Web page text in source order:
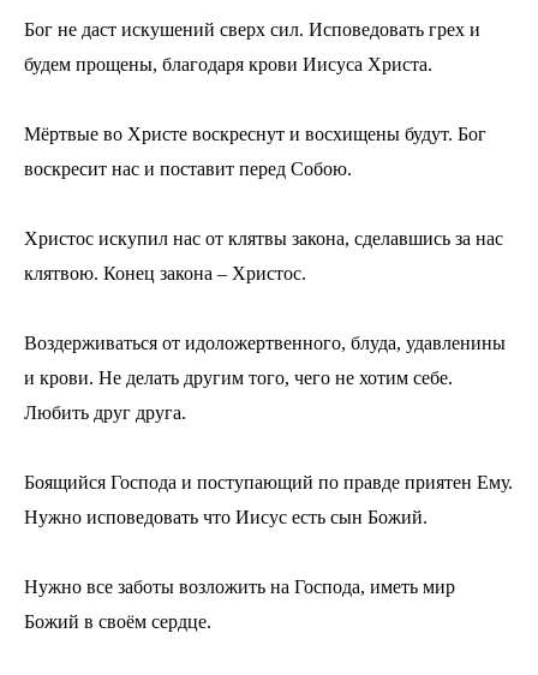
Бог не даст искушений сверх сил. Исповедовать грех и
будем прощены, благодаря крови Иисуса Христа.
Мёртвые во Христе воскреснут и восхищены будут. Бог
воскресит нас и поставит перед Собою.
Христос искупил нас от клятвы закона, сделавшись за нас
клятвою. Конец закона – Христос.
Воздерживаться от идоложертвенного, блуда, удавленины
и крови. Не делать другим того, чего не хотим себе.
Любить друг друга.
Боящийся Господа и поступающий по правде приятен Ему.
Нужно исповедовать что Иисус есть сын Божий.
Нужно все заботы возложить на Господа, иметь мир
Божий в своём сердце.